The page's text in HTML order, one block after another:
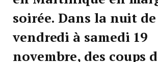
soirée. Dans la nuit de
vendredi à samedi 19
novembre, des coups